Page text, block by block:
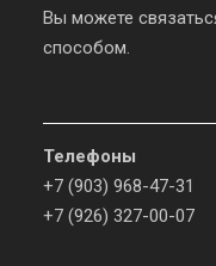
Вы можете
способом.
Телефоны
+7 (903) 968-47-31
+7 (926) 327-00-07